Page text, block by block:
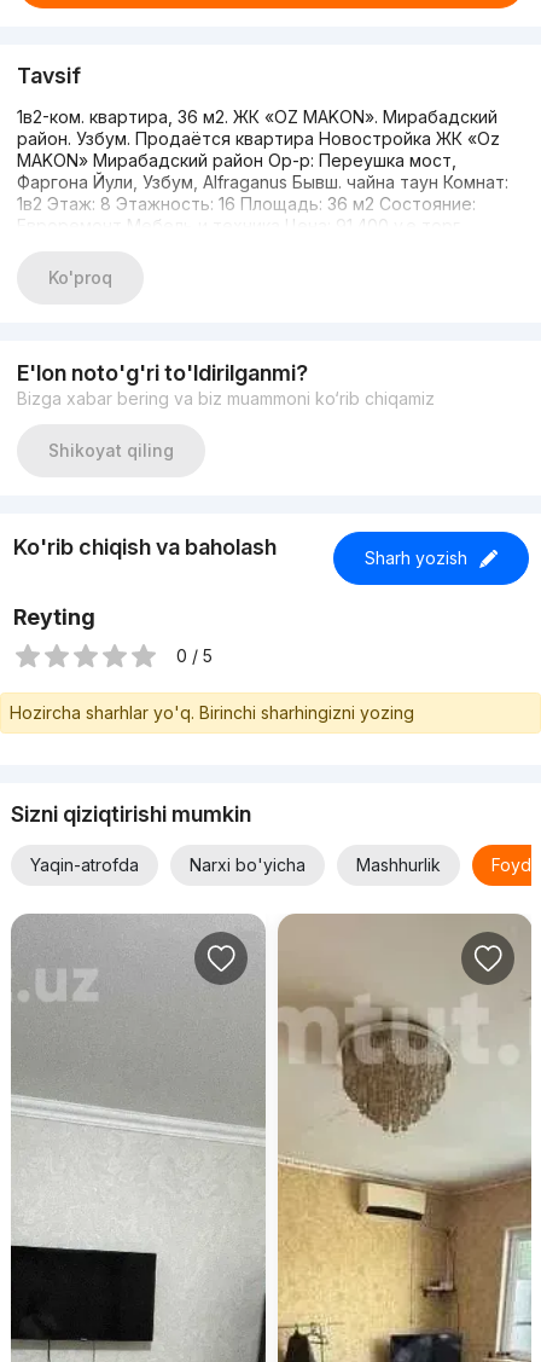
Tavsif
1в2-ком. квартира, 36 м2. ЖК «OZ MAKON». Мирабадский
район. Узбум. Продаётся квартира Новостройка ЖК «Oz
MAKON» Мирабадский район Ор-р: Переушка мост,
Фаргона Йули, Узбум, Alfraganus Бывш. чайна таун Комнат:
1в2 Этаж: 8 Этажность: 16 Площадь: 36 м2 Состояние:
Евроремонт Мебель и техника Цена: 91.400 y.e торг
Ko'proq
E'lon noto'g'ri to'ldirilganmi?
Bizga xabar bering va biz muammoni ko‘rib chiqamiz
Shikoyat qiling
Ko'rib chiqish va baholash Sharh yozish
Reyting
0 / 5
Hozircha sharhlar yo'q. Birinchi sharhingizni yozing
Sizni qiziqtirishi mumkin
Yaqin-atrofda Narxi bo'yicha Mashhurlik